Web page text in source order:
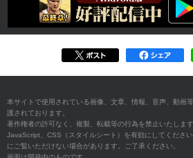
本サイトで使用されている画像、文章、情報、音声、動画
護されております。
著作権者の許可なく、複製、転載等の行為を禁止いたします
JavaScript、CSS（スタイルシート）を有効にしてくださ
にご覧いただけない場合があります。ご了承ください。